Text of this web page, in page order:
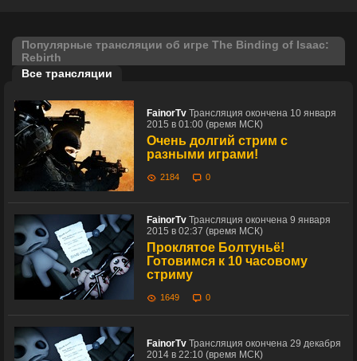
Популярные трансляции об игре The Binding of Isaac:
Rebirth
Все трансляции
FainorTv Трансляция окончена 10 января
2015 в 01:00 (время МСК)
Очень долгий стрим с
разными играми!
2184 0
FainorTv Трансляция окончена 9 января
2015 в 02:37 (время МСК)
Проклятое Болтуньё!
Готовимся к 10 часовому
стриму
1649 0
FainorTv Трансляция окончена 29 декабря
2014 в 22:10 (время МСК)